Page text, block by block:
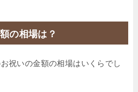
の相場は？
祝いの金額の相場はいくらでし